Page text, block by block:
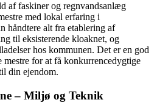
af faskiner og regnvandsanlæg
med lokal erfaring i
håndtere alt fra etablering af
til eksisterende kloaknet, og
hos kommunen. Det er en god
for at få konkurrencedygtige
din ejendom.
– Miljø og Teknik